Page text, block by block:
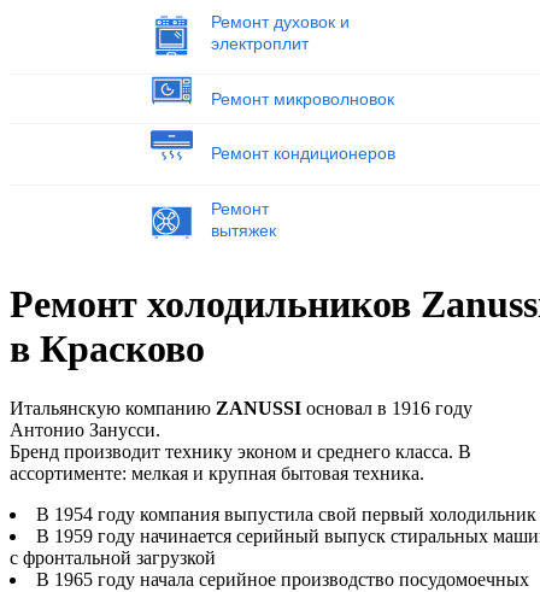
Ремонт духовок и
электроплит
Ремонт микроволновок
Ремонт кондиционеров
Ремонт
вытяжек
Ремонт холодильников
в Красково
Итальянскую компанию ZANUSSI основал в 1916 году
Антонио Занусси.
Бренд производит технику эконом и среднего класса. В
ассортименте: мелкая и крупная бытовая техника.
В 1954 году компания выпустила свой первый холодильник
В 1959 году начинается серийный выпуск стиральных
с фронтальной загрузкой
В 1965 году начала серийное производство посудомоечных